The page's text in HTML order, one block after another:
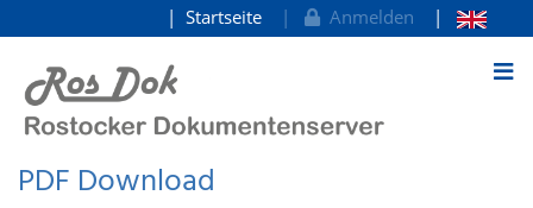
zum Inhalt
Startseite Anmelden
PDF Download